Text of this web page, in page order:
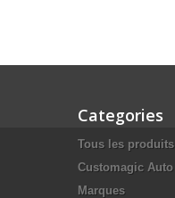
Categories
Tous les produits
Customagic Auto
Marques